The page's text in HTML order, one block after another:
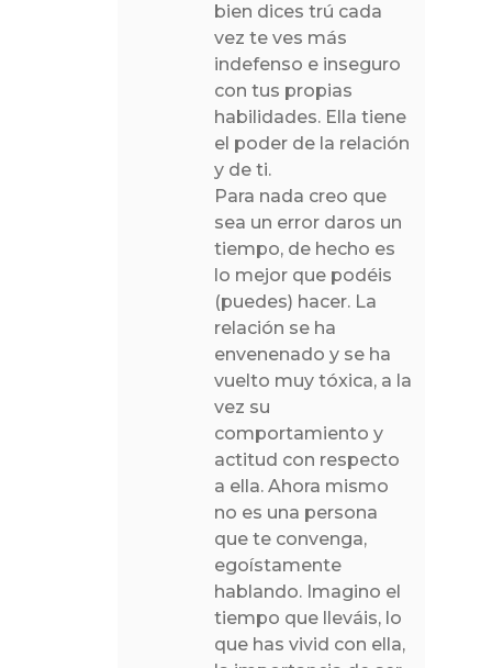
bien dices trú cada
vez te ves más
indefenso e inseguro
con tus propias
habilidades. Ella tiene
el poder de la relación
y de ti.
Para nada creo que
sea un error daros un
tiempo, de hecho es
lo mejor que podéis
(puedes) hacer. La
relación se ha
envenenado y se ha
vuelto muy tóxica, a la
vez su
comportamiento y
actitud con respecto
a ella. Ahora mismo
no es una persona
que te convenga,
egoístamente
hablando. Imagino el
tiempo que lleváis, lo
que has vivid con ella,